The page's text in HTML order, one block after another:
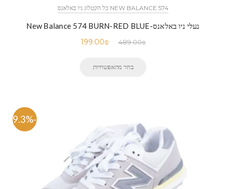
NEW BALANCE 574 כל הקטלוג ניו באלאנס
נעלי ניו באלאנס-New Balance 574 BURN-RED BLUE
489.00₪
199.00₪
בחר מהאפשרויות
-59.3%